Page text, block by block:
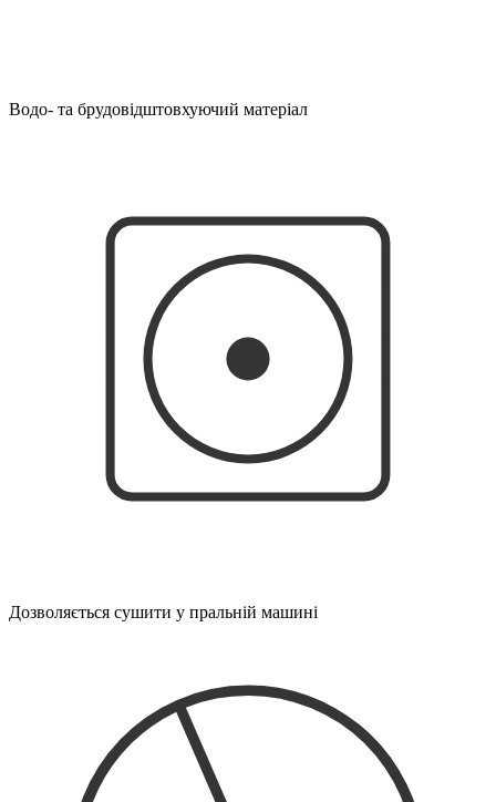
Водо- та брудовідштовхуючий матеріал
Дозволяється сушити у пральній машині